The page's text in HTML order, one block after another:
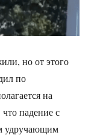
но от этого
по
на
падение с
удручающим